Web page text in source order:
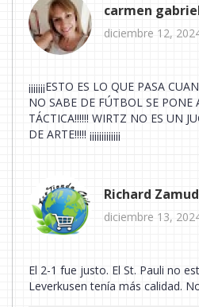
carmen
diciembre 12,
¡¡¡¡¡¡¡ESTO ES LO QUE PASA
NO SABE DE FÚTBOL SE PONE
TÁCTICA!!!!!! WIRTZ NO ES UN
DE ARTE!!!!! ¡¡¡¡¡¡¡¡¡¡¡¡¡
Richard
diciembre 13,
El 2-1 fue justo. El St. Pauli no
Leverkusen tenía más calidad.